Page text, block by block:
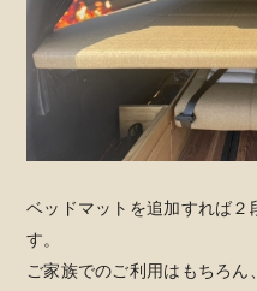
ベッドマットを追加すれば２
す。
ご家族でのご利用はもちろ